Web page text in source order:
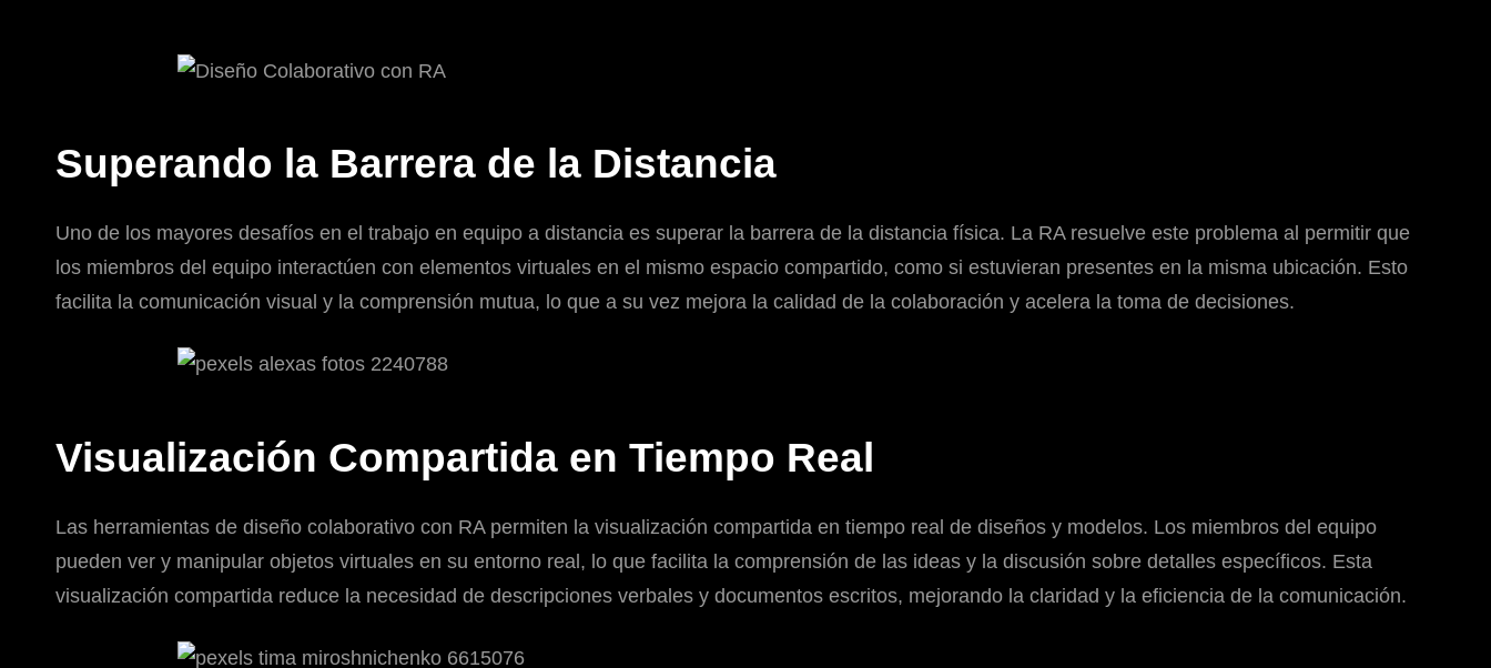
Superando la Barrera de la Distancia
Uno de los mayores desafíos en el trabajo en equipo a distancia es superar la barrera de la distancia física. La RA resuelve este problema al permitir que
los miembros del equipo interactúen con elementos virtuales en el mismo espacio compartido, como si estuvieran presentes en la misma ubicación. Esto
facilita la comunicación visual y la comprensión mutua, lo que a su vez mejora la calidad de la colaboración y acelera la toma de decisiones.
Visualización Compartida en Tiempo Real
Las herramientas de diseño colaborativo con RA permiten la visualización compartida en tiempo real de diseños y modelos. Los miembros del equipo
pueden ver y manipular objetos virtuales en su entorno real, lo que facilita la comprensión de las ideas y la discusión sobre detalles específicos. Esta
visualización compartida reduce la necesidad de descripciones verbales y documentos escritos, mejorando la claridad y la eficiencia de la comunicación.